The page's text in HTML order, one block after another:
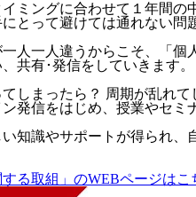
ミングに合わせて１年間
とって避けては通れない問
人一人違うからこそ、「
共有･発信をしていきます。
しまったら？ 周期が乱れ
発信をはじめ、授業やセミ
知識やサポートが得られ、
る取組」のWEBページはこ